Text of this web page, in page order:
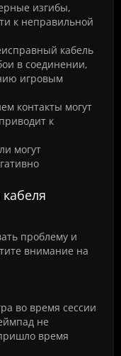
изгибы,
к неправильной
кабель
в соединении,
игровым
контакты могут
к
могут
проблему и
внимание на
во время сессии
не
время